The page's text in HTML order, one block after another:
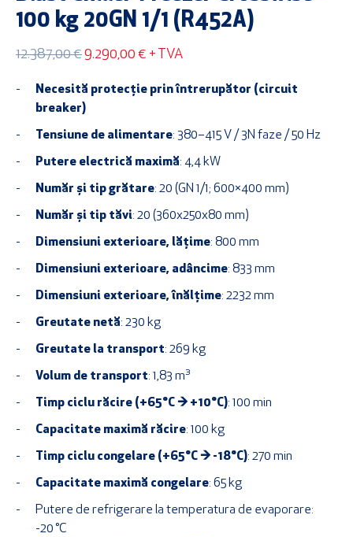
100 kg 20GN 1/1 (R452A)
12.387,00€Prețul
a
fost:
9.290,00 € Prețul
este:
+ TVA
Necesită protecție prin întrerupător (circuit
breaker)
Tensiune de alimentare: 380–415 V / 3N faze / 50 Hz
Putere electrică maximă: 4,4 kW
Număr și tip grătare: 20 (GN 1/1; 600×400 mm)
Număr și tip tăvi: 20 (360x250x80 mm)
Dimensiuni exterioare, lățime: 800 mm
Dimensiuni exterioare, adâncime: 833 mm
Dimensiuni exterioare, înălțime: 2232 mm
Greutate netă: 230 kg
Greutate la transport: 269 kg
Volum de transport: 1,83 m³
Timp ciclu răcire (+65°C → +10°C): 100 min
Capacitate maximă răcire: 100 kg
Timp ciclu congelare (+65°C → -18°C): 270 min
Capacitate maximă congelare: 65 kg
Putere de refrigerare la temperatura de evaporare:
-20 °C